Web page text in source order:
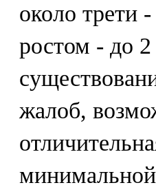
около трети
ростом - до
жалоб,